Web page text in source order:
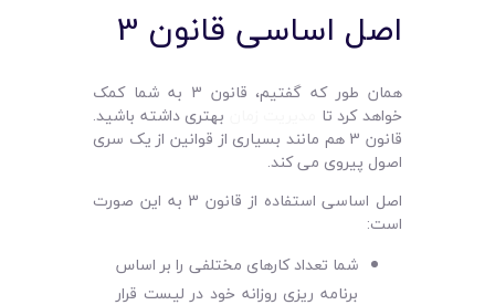
اصل اساسی قانون 3
همان طور که گفتیم، قانون 3 به شما کمک
خواهد کرد تا
بهتری داشته باشید.
قانون 3 هم مانند بسیاری از قوانین از یک سری
اصول پیروی می کند.
اصل اساسی استفاده از قانون 3 به این صورت
است:
شما تعداد کارهای مختلفی را بر اساس
برنامه ریزی روزانه خود در لیست قرار